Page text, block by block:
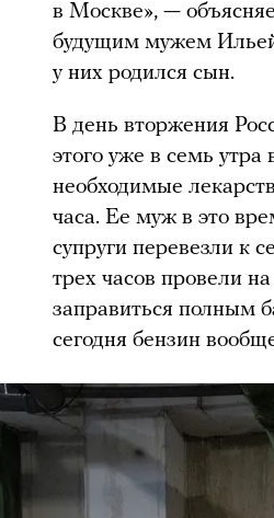
в Москве», —
будущим мужем
у них родился сын.
В день вторжения
этого уже в семь утра
необходимые
часа. Ее муж в это
супруги перевезли к
трех часов провели
заправиться полным
сегодня бензин